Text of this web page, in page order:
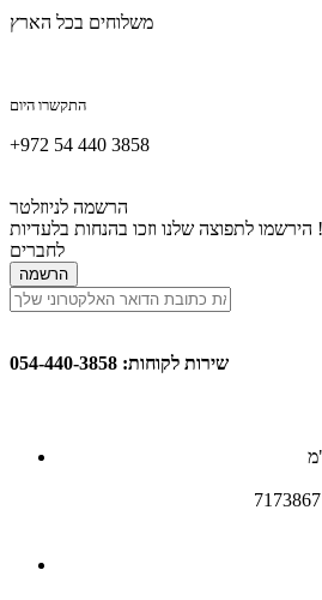
משלוחים בכל הארץ
התקשרו היום
+972 54 440 3858
הרשמה לניוזלטר
הירשמו לתפוצה שלנו וזכו בהנחות בלעדיות
לחברים
הרשמה
שירות לקוחות: 054-440-3858